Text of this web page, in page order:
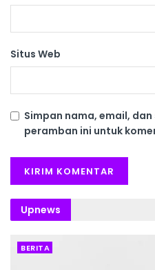
Situs Web
Simpan nama, email,
peramban ini untuk
Upnews
BERITA